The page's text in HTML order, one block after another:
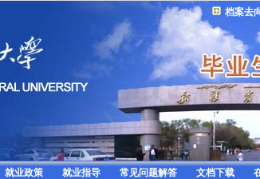
档案去
就业政策 就业指导 常见问题解答 文档下载